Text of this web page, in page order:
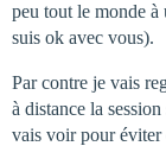
peu tout le monde
suis ok avec vous).
Par contre je vais
à distance la
vais voir pour éviter